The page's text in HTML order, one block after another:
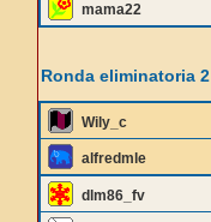
mama22
Ronda eliminatoria 2
Wily_c
alfredmle
dlm86_fv